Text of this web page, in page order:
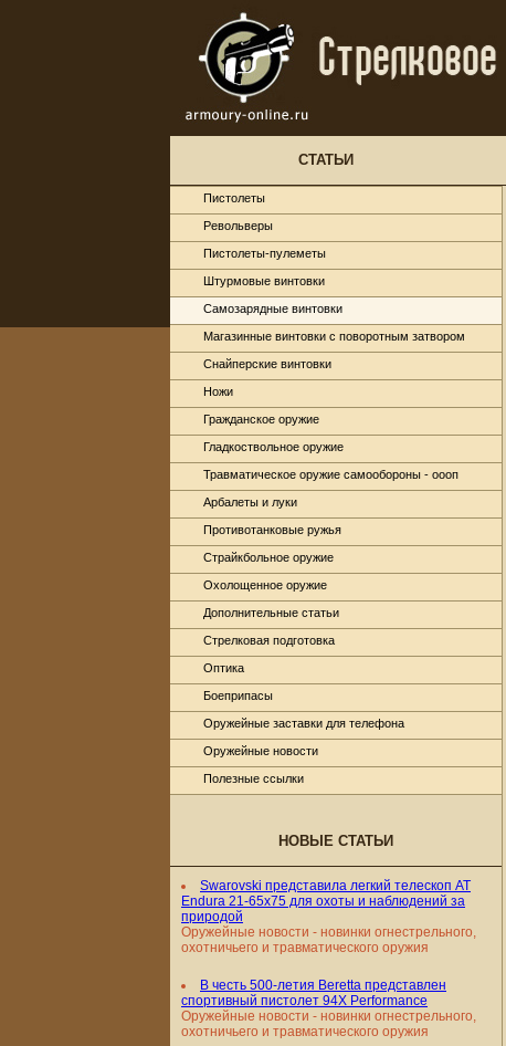
СТАТЬИ
Пистолеты
Револьверы
Пистолеты-пулеметы
Штурмовые винтовки
Самозарядные винтовки
Магазинные винтовки с поворотным затвором
Снайперские винтовки
Ножи
Гражданское оружие
Гладкоствольное оружие
Травматическое оружие самообороны - оооп
Арбалеты и луки
Противотанковые ружья
Страйкбольное оружие
Охолощенное оружие
Дополнительные статьи
Стрелковая подготовка
Оптика
Боеприпасы
Оружейные заставки для телефона
Оружейные новости
Полезные ссылки
НОВЫЕ СТАТЬИ
Swarovski представила легкий телескоп AT
Endura 21-65x75 для охоты и наблюдений за
природой
Оружейные новости - новинки огнестрельного,
охотничьего и травматического оружия
В честь 500-летия Beretta представлен
спортивный пистолет 94X Performance
Оружейные новости - новинки огнестрельного,
охотничьего и травматического оружия